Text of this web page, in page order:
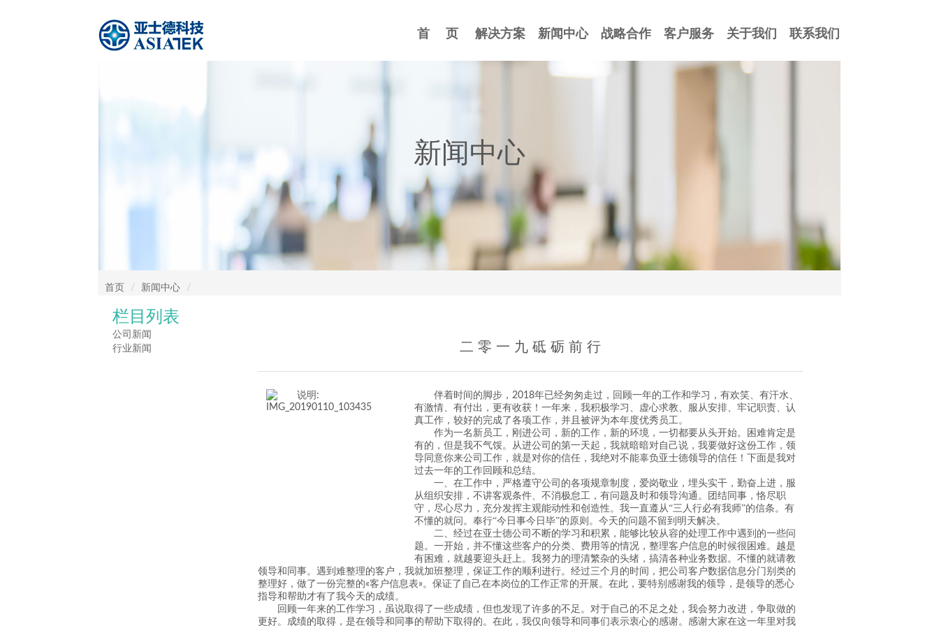
首 页
解决方案
新闻中心
战略合作
客户服务
关于我们
联系我们
新闻中心
首页 / 新闻中心 /
栏目列表
公司新闻
行业新闻
二 零 一 九 砥 砺 前 行
伴着时间的脚步， 2018年已经匆匆走过，回顾一年的工作和学习，有欢笑、有汗水、
有激情、有付出，更有收获！一年来，我积极学习、虚心求教、服从安排、牢记职责、认
真工作，较好的完成了各项工作，并且被评为本年度优秀员工。
作为一名新员工，刚进公司，新的工作，新的环境，一切都要从头开始。困难肯定是
有的，但是我不气馁。从进公司的第一天起，我就暗暗对自己说，我要做好这份工作，领
导同意你来公司工作，就是对你的信任，我绝对不能辜负亚士德领导的信任！下面是我对
过去一年的工作回顾和总结。
一、 在工作中，严格遵守公司的各项规章制度，爱岗敬业，埋头实干，勤奋上进，服
从组织安排，不讲客观条件、不消极怠工，有问题及时和领导沟通。团结同事，恪尽职
守，尽心尽力，充分发挥主观能动性和创造性。我一直遵从“三人行必有我师”的信条。有
不懂的就问。奉行“今日事今日毕”的原则。今天的问题不留到明天解决。
二、 经过在亚士德公司不断的学习和积累，能够比较从容的处理工作中遇到的一些问
题。一开始，并不懂这些客户的分类、费用等的情况，整理客户信息的时候很困难。越是
有困难，就越要迎头赶上。我努力的理清繁杂的头绪，搞清各种业务数据。不懂的就请教
领导和同事。遇到难整理的客户，我就加班整理，保证工作的顺利进行。经过三个月的时间，把公司客户数据信息分门别类的
整理好，做了一份完整的«客户信息表»。保证了自己在本岗位的工作正常的开展。在此，要特别感谢我的领导，是领导的悉心
指导和帮助才有了我今天的成绩。
回顾一年来的工作学习，虽说取得了一些成绩，但也发现了许多的不足。对于自己的不足之处，我会努力改进，争取做的
更好。成绩的取得，是在领导和同事的帮助下取得的。在此，我仅向领导和同事们表示衷心的感谢。感谢大家在这一年里对我